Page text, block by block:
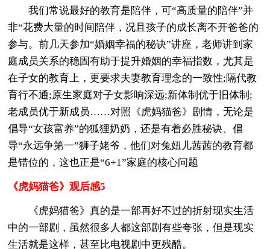
我们常说最好的教育是陪伴，可“高质量的陪伴”并
非“花费大量的时间陪伴，况且孩子的成长离不开爸爸的
参与。前几天参加“婚姻幸福的秘诀”讲座，老师讲到家
庭成员关系的稳固有助于提升婚姻的幸福指数，尤其是
在子女的教育上，更要求夫妻教育理念的一致性;隔代教
育行不通;原生家庭对子女影响深远;新体制优于旧体制;
老成员优于新成员……对照《虎妈猫爸》剧情，无论是
倡导“女孩富养”的狐狸奶奶，还是有着必胜秘诀、倡
导“永远争第一”狮子姥爷，他们对兔妞儿茜茜的教育都
是错位的，这也正是“6+1”家庭的核心问题
《虎妈猫爸》观后感5
《虎妈猫爸》真的是一部再好不过的折射现实生活
中的一部剧，虽然很多人都这部剧有些夸张，但是现实
生活就是这样，甚至比电视剧中更残酷。